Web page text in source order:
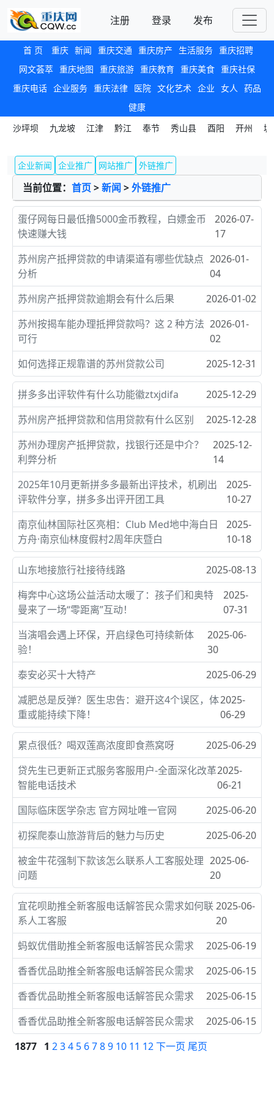
注册 登录 发布
首 页 重庆 新闻 重庆交通 重庆房产 生活服务 重庆招聘
网文荟萃 重庆地图 重庆旅游 重庆教育 重庆美食 重庆社保
重庆电话 企业服务 重庆法律 医院 文化艺术 企业 女人 药品
健康
沙坪坝
九龙坡 江津 黔江 奉节 秀山县 酉阳 开州
企业新闻 企业推广 网站推广 外链推广
当前位置： 首页>新闻 >外链推广
蛋仔网每日最低撸5000金币教程，白嫖金币
快速赚大钱
2026-07-
17
苏州房产抵押贷款的申请渠道有哪些优缺点
分析
2026-01-
04
苏州房产抵押贷款逾期会有什么后果
2026-01-02
苏州按揭车能办理抵押贷款吗？这 2 种方法
可行
2026-01-
02
如何选择正规靠谱的苏州贷款公司
2025-12-31
拼多多出评软件有什么功能徽ztxjdifa
2025-12-29
苏州房产抵押贷款和信用贷款有什么区别
2025-12-28
苏州办理房产抵押贷款，找银行还是中介？
利弊分析
2025-12-
14
2025年10月更新拼多多最新出评技术，机刷出
评软件分享，拼多多出评开团工具
2025-
10-27
南京仙林国际社区亮相：Club Med地中海白日
方舟·南京仙林度假村2周年庆暨白
2025-
10-18
山东地接旅行社接待线路
2025-08-13
梅奔中心这场公益活动太暖了：孩子们和奥特
曼来了一场“零距离”互动！
2025-
07-31
当演唱会遇上环保，开启绿色可持续新体
验！
2025-06-
30
泰安必买十大特产
2025-06-29
减肥总是反弹？医生忠告：避开这4个误区，体
重或能持续下降！
2025-
06-29
累点很低？喝双莲高浓度即食燕窝呀
2025-06-29
贷先生已更新正式服务客服用户-全面深化改革
智能电话技术
2025-
06-21
国际临床医学杂志 官方网址唯一官网
2025-06-20
初探爬泰山旅游背后的魅力与历史
2025-06-20
被金牛花强制下款该怎么联系人工客服处理
问题
2025-06-
20
宜花呗助推全新客服电话解答民众需求如何联
系人工客服
2025-06-
20
蚂蚁优借助推全新客服电话解答民众需求
2025-06-19
香香优品助推全新客服电话解答民众需求
2025-06-15
香香优品助推全新客服电话解答民众需求
2025-06-15
香香优品助推全新客服电话解答民众需求
2025-06-15
1877 1 234 5 6789 10 11 12下一页 尾页